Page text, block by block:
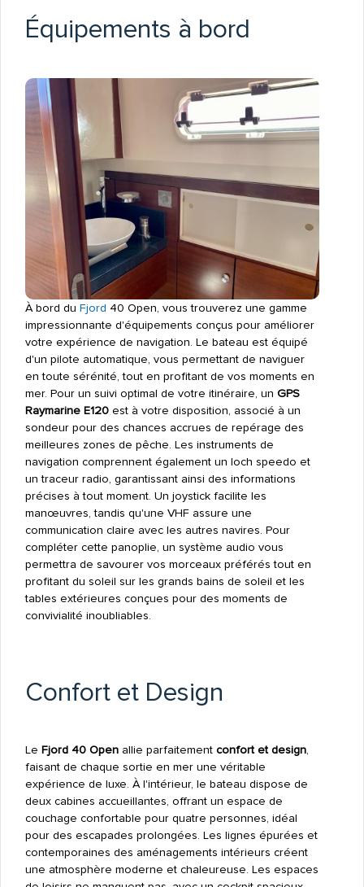
Équipements à bord
À bord du Fjord 40 Open, vous trouverez une gamme
impressionnante d'équipements conçus pour améliorer
votre expérience de navigation. Le bateau est équipé
d'un pilote automatique, vous permettant de naviguer
en toute sérénité, tout en profitant de vos moments en
mer. Pour un suivi optimal de votre itinéraire, un GPS
Raymarine E120est à votre disposition, associé à un
sondeur pour des chances accrues de repérage des
meilleures zones de pêche. Les instruments de
navigation comprennent également un loch speedo et
un traceur radio, garantissant ainsi des informations
précises à tout moment. Un joystick facilite les
manœuvres, tandis qu'une VHF assure une
communication claire avec les autres navires. Pour
compléter cette panoplie, un système audio vous
permettra de savourer vos morceaux préférés tout en
profitant du soleil sur les grands bains de soleil et les
tables extérieures conçues pour des moments de
convivialité inoubliables.
Confort et Design
Le Fjord 40 Openallie parfaitement confort et design,
faisant de chaque sortie en mer une véritable
expérience de luxe. À l'intérieur, le bateau dispose de
deux cabines accueillantes, offrant un espace de
couchage confortable pour quatre personnes, idéal
pour des escapades prolongées. Les lignes épurées et
contemporaines des aménagements intérieurs créent
une atmosphère moderne et chaleureuse. Les espaces